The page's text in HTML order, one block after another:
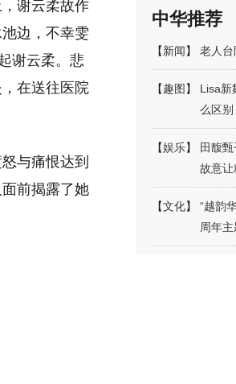
谢云柔故作
边，不幸雯
谢云柔。悲
在送往医院
与痛恨达到
前揭露了她
中华推荐
【新闻】 老人
【趣图 】
Lisa新
么区别
【娱乐】
田馥
故意让
【文化】
“越韵
周年